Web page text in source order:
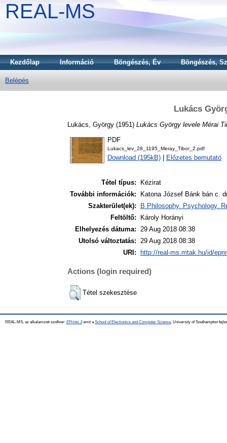
REAL-MS
Kezdőlap Információ Böngészés, Év Böngészés,
Belépés
Lukács
Lukács, György (1951) Lukács György levele Mérai
PDF
Lukacs_lev_28_1195_Meray_Tibor_2.pdf
Download (195kB) Előzetes bemutató
Tétel típus:
Kézirat
További információk:
Katona József Bánk bán c.
Szakterület(ek):
B Philosophy. Psychology.
Feltöltő:
Károly Horányi
Elhelyezés dátuma: 29 Aug 2018 08:38
Utolsó változtatás: 29 Aug 2018 08:38
URI:
http://real-ms.mtak.hu/id/
Actions (login required)
Tétel szekesztése
REAL-MS, az alkalamzott szoftver: EPrints 3amit a School of Electronics and Computer Science , University of Southampton